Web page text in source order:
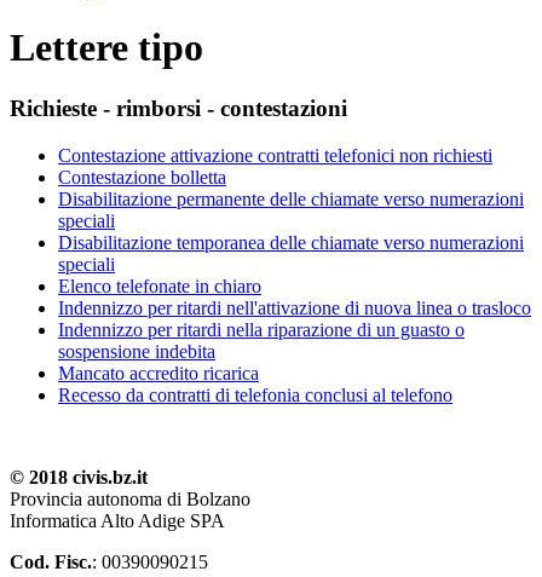
Lettere tipo
Richieste - rimborsi - contestazioni
Contestazione attivazione contratti telefonici non richiesti
Contestazione bolletta
Disabilitazione permanente delle chiamate verso numerazioni
speciali
Disabilitazione temporanea delle chiamate verso numerazioni
speciali
Elenco telefonate in chiaro
Indennizzo per ritardi nell'attivazione di nuova linea o trasloco
Indennizzo per ritardi nella riparazione di un guasto o
sospensione indebita
Mancato accredito ricarica
Recesso da contratti di telefonia conclusi al telefono
© 2018 civis.bz.it
Provincia autonoma di Bolzano
Informatica Alto Adige SPA
Cod. Fisc.: 00390090215